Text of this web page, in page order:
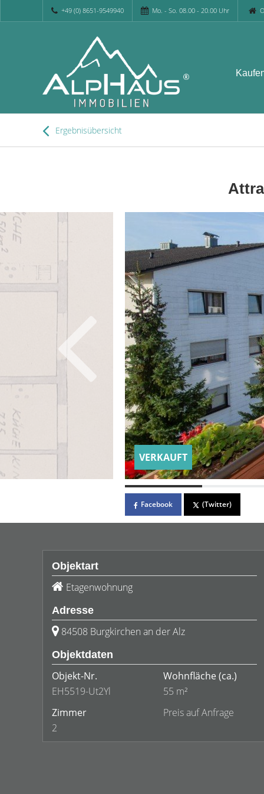
+49 (0) 8651-9549940 Mo. - So. 08.00 - 20.00 Uhr
Ergebnisübersicht
VERKAUFT
Facebook (Twitter)
Objektart
Etagenwohnung
Adresse
84508 Burgkirchen an der Alz
Objektdaten
Objekt-Nr.
EH5519-Ut2Yl
Wohnfläche (ca.)
55 m²
Zimmer
2
Preis auf Anfrage